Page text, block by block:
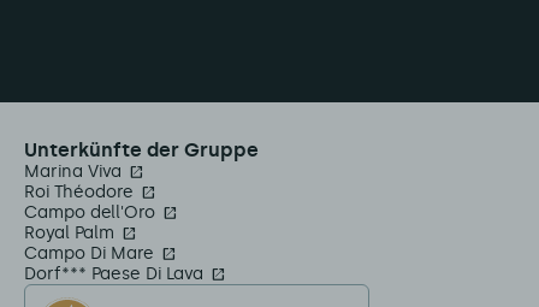
Unterkünfte der Gruppe
Marina Viva
Roi Théodore
Campo dell'Oro
Royal Palm
Campo Di Mare
Dorf*** Paese Di Lava